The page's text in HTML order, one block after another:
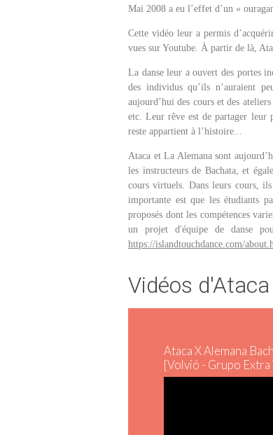
Mai 2008 a eu l’effet d’un «
Cette vidéo leur a permis
vues sur Youtube. À partir de là,
La danse leur a ouvert des portes
des individus qu’ils n’auraient
aujourd’hui des cours et des
etc. Leur rêve est de partager leur
reste appartient à l’histoire...
Ataca et La Alemana sont
les instructeurs de Bachata, et
cours virtuels. Dans leurs cours,
importante est que les étudiants
proposés dont les compétences
un projet d'équipe de danse
https://islandtouchdance.com/
Vidéos
Ataca X Alemana
[Volvió - Grupo Extra